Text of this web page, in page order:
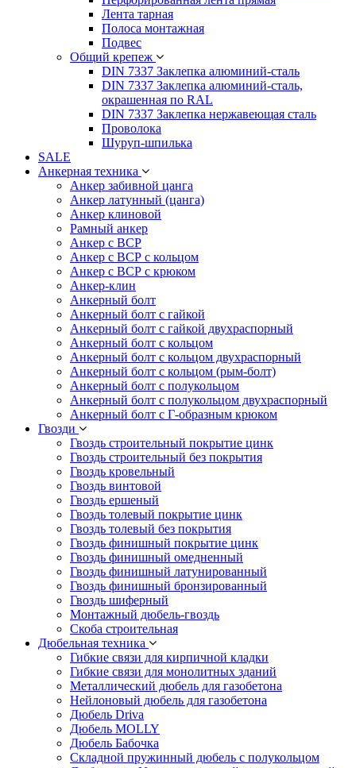
Лента тарная
Полоса монтажная
Подвес
Общий крепеж
DIN 7337 Заклепка алюминий-сталь
DIN 7337 Заклепка алюминий-сталь,
окрашенная по RAL
DIN 7337 Заклепка нержавеющая сталь
Проволока
Шуруп-шпилька
SALE
Анкерная техника
Анкер забивной цанга
Анкер латунный (цанга)
Анкер клиновой
Рамный анкер
Анкер с ВСР
Анкер с ВСР с кольцом
Анкер с ВСР с крюком
Анкер-клин
Анкерный болт
Анкерный болт с гайкой
Анкерный болт с гайкой двухраспорный
Анкерный болт с кольцом
Анкерный болт с кольцом двухраспорный
Анкерный болт с кольцом (рым-болт)
Анкерный болт с полукольцом
Анкерный болт с полукольцом двухраспорный
Анкерный болт с Г-образным крюком
Гвозди
Гвоздь строительный покрытие цинк
Гвоздь строительный без покрытия
Гвоздь кровельный
Гвоздь винтовой
Гвоздь ершеный
Гвоздь толевый покрытие цинк
Гвоздь толевый без покрытия
Гвоздь финишный покрытие цинк
Гвоздь финишный омедненный
Гвоздь финишный латунированный
Гвоздь финишный бронзированный
Гвоздь шиферный
Монтажный дюбель-гвоздь
Скоба строительная
Дюбельная техника
Гибкие связи для кирпичной кладки
Гибкие связи для монолитных зданий
Металлический дюбель для газобетона
Нейлоновый дюбель для газобетона
Дюбель Driva
Дюбель MOLLY
Дюбель Бабочка
Складной пружинный дюбель с полукольцом